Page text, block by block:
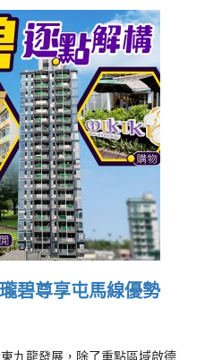
碧尊享屯馬線優勢
九龍發展，除了重點區域啟德